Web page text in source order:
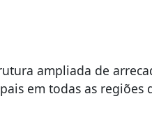
ampliada de
em todas as regiões